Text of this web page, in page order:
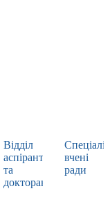
Відділ
аспірантури
та
докторантури
вчені
ради